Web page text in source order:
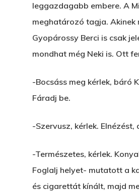
leggazdagabb embere. A
meghatározó tagja. Akinek
Gyopárossy Berci is csak
mondhat még Neki is. Ott
-Bocsáss meg kérlek, báró
Fáradj be.
-Szervusz, kérlek. Elnézést,
-Természetes, kérlek.
Foglalj helyet- mutatott a
és cigarettát kínált, majd